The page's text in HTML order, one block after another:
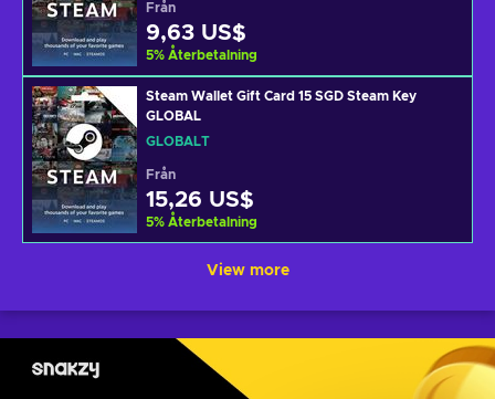
Från
9,63 US$
5% Återbetalning
Steam Wallet Gift Card 15 SGD Steam Key
GLOBAL
GLOBALT
Från
15,26 US$
5% Återbetalning
View more